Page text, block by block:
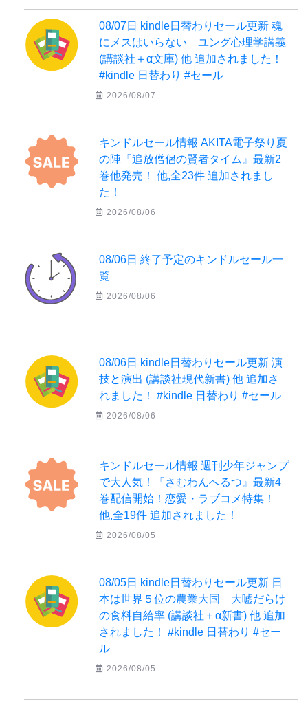
08/07日 kindle日替わりセール更新 魂
にメスはいらない ユング心理学講義
(講談社＋α文庫) 他 追加されました！
#kindle 日替わり #セール
2026/08/07
キンドルセール情報 AKITA電子祭り夏
の陣『追放僧侶の賢者タイム』最新2
巻他発売！ 他,全23件 追加されまし
た！
2026/08/06
08/06日 終了予定のキンドルセール一
覧
2026/08/06
08/06日 kindle日替わりセール更新 演
技と演出 (講談社現代新書) 他 追加さ
れました！ #kindle 日替わり #セール
2026/08/06
キンドルセール情報 週刊少年ジャンプ
で大人気！『さむわんへるつ』最新4
巻配信開始！恋愛・ラブコメ特集！
他,全19件 追加されました！
2026/08/05
08/05日 kindle日替わりセール更新 日
本は世界５位の農業大国 大嘘だらけ
の食料自給率 (講談社＋α新書) 他 追加
されました！ #kindle 日替わり #セー
ル
2026/08/05